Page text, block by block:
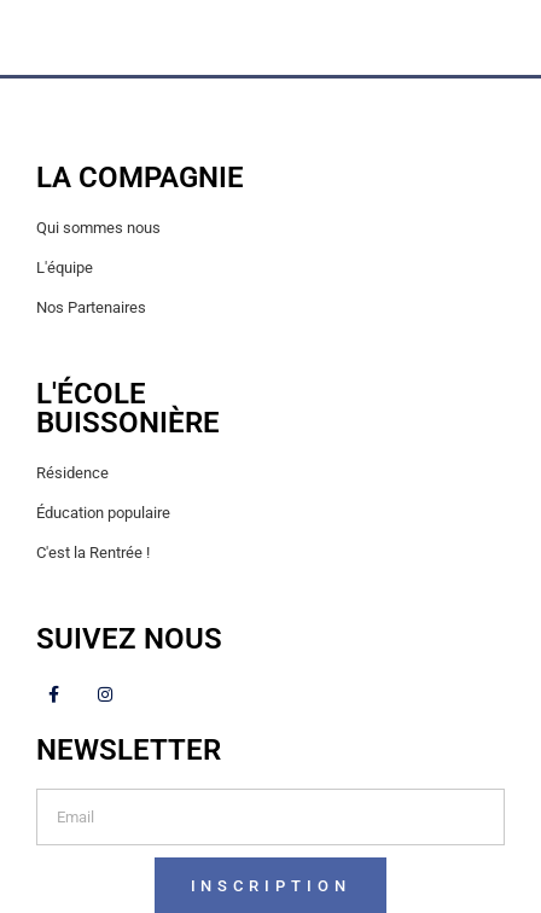
LA COMPAGNIE
Qui sommes nous
L'équipe
Nos Partenaires
L'ÉCOLE
BUISSONIÈRE
Résidence
Éducation populaire
C'est la Rentrée !
SUIVEZ NOUS
NEWSLETTER
INSCRIPTION